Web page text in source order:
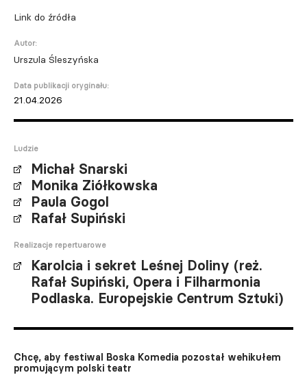
Link do źródła
Autor:
Urszula Śleszyńska
Data publikacji oryginału:
21.04.2026
Ludzie
Michał Snarski
Monika Ziółkowska
Paula Gogol
Rafał Supiński
Realizacje repertuarowe
Karolcia i sekret Leśnej Doliny (reż.
Rafał Supiński, Opera i Filharmonia
Podlaska. Europejskie Centrum Sztuki)
Chcę, aby festiwal Boska Komedia pozostał wehikułem
promującym polski teatr